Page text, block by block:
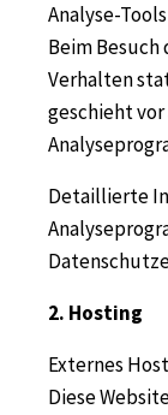
Analyse-
Beim
Verhalten
geschieht
Detaillierte
2. Hosting
Externes
Diese